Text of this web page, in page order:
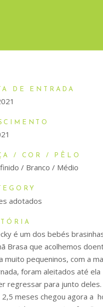
DE ENTRADA
/ COR / PÊLO
/ Branco / Médio
adotados
é um dos bebés
Brasa que acolhemos
muito pequeninos, com a
foram aleitados até ela
regressar para junto deles.
2,5 meses chegou agora a